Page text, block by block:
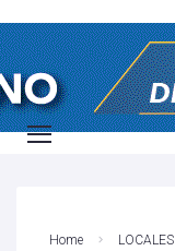
Home
LOCALES